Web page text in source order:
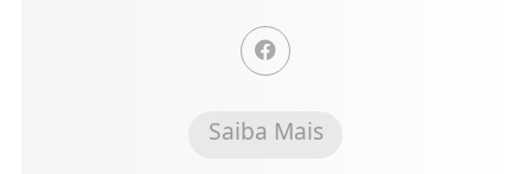
Saiba Mais